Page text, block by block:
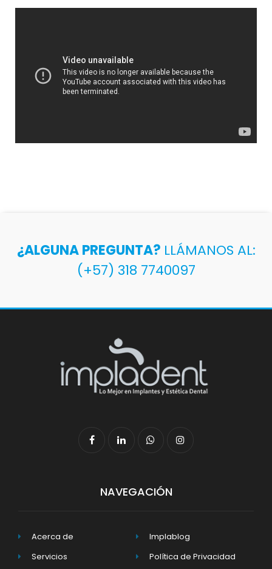
¿ALGUNA PREGUNTA? LLÁMANOS AL:
(+57) 318 7740097
NAVEGACIÓN
Acerca de
Servicios
Implablog
Política de Privacidad